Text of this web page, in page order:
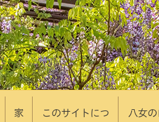
家
このサイトにつ
八女